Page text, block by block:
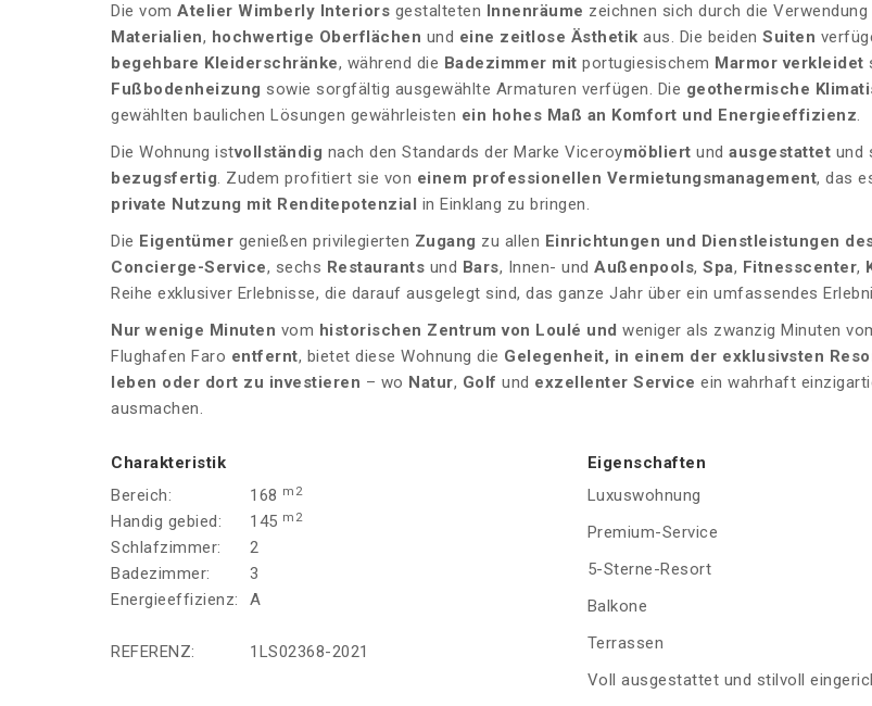
Die vom Atelier Wimberly Interiors gestalteten Innenräume zeichnen sich durch die Verwendung
Materialien, hochwertige Oberflächen und eine zeitlose Ästhetik aus. Die beiden Suiten
begehbare Kleiderschränke, während die Badezimmer mit portugiesischem Marmor verkleidet
Fußbodenheizung sowie sorgfältig ausgewählte Armaturen verfügen. Die geothermische
gewählten baulichen Lösungen gewährleisten ein hohes Maß an Komfort und Energieeffizienz.
Die Wohnung istvollständig nach den Standards der Marke Viceroymöbliert und ausgestattet und
bezugsfertig. Zudem profitiert sie von einem professionellen Vermietungsmanagement, das
private Nutzung mit Renditepotenzial in Einklang zu bringen.
Die Eigentümer genießen privilegierten Zugang zu allen Einrichtungen und Dienstleistungen
Concierge-Service, sechs Restaurants und Bars, Innen- und Außenpools, Spa, Fitnesscenter,
Reihe exklusiver Erlebnisse, die darauf ausgelegt sind, das ganze Jahr über ein umfassendes
Nur wenige Minuten vom historischen Zentrum von Loulé und weniger als zwanzig Minuten
Flughafen Faro entfernt, bietet diese Wohnung die Gelegenheit, in einem der exklusivsten
leben oder dort zu investieren – wo Natur, Golf und exzellenter Service ein wahrhaft
ausmachen.
Charakteristik
Bereich:
168 m2
Handig gebied: 145 m2
Schlafzimmer:
2
Badezimmer:
3
Energieeffizienz:
A
REFERENZ: 1LS02368-2021
Eigenschaften
Luxuswohnung
Premium-Service
5-Sterne-Resort
Balkone
Terrassen
Voll ausgestattet und stilvoll